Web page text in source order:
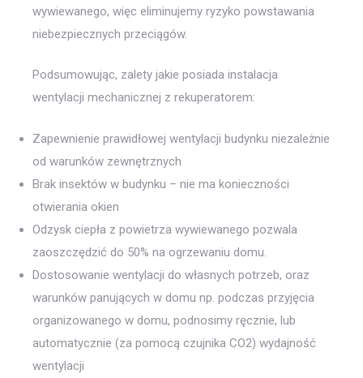
wywiewanego, więc eliminujemy ryzyko powstawania
niebezpiecznych przeciągów.
Podsumowując, zalety jakie posiada instalacja
wentylacji mechanicznej z rekuperatorem:
Zapewnienie prawidłowej wentylacji budynku niezależnie
od warunków zewnętrznych
Brak insektów w budynku – nie ma konieczności
otwierania okien
Odzysk ciepła z powietrza wywiewanego pozwala
zaoszczędzić do 50% na ogrzewaniu domu.
Dostosowanie wentylacji do własnych potrzeb, oraz
warunków panujących w domu np. podczas przyjęcia
organizowanego w domu, podnosimy ręcznie, lub
automatycznie (za pomocą czujnika CO2) wydajność
wentylacji